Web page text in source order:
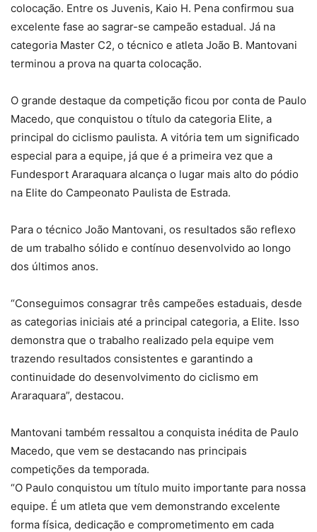
colocação. Entre os Juvenis, Kaio H. Pena confirmou sua
excelente fase ao sagrar-se campeão estadual. Já na
categoria Master C2, o técnico e atleta João B. Mantovani
terminou a prova na quarta colocação.
O grande destaque da competição ficou por conta de Paulo
Macedo, que conquistou o título da categoria Elite, a
principal do ciclismo paulista. A vitória tem um significado
especial para a equipe, já que é a primeira vez que a
Fundesport Araraquara alcança o lugar mais alto do pódio
na Elite do Campeonato Paulista de Estrada.
Para o técnico João Mantovani, os resultados são reflexo
de um trabalho sólido e contínuo desenvolvido ao longo
dos últimos anos.
“Conseguimos consagrar três campeões estaduais, desde
as categorias iniciais até a principal categoria, a Elite. Isso
demonstra que o trabalho realizado pela equipe vem
trazendo resultados consistentes e garantindo a
continuidade do desenvolvimento do ciclismo em
Araraquara”, destacou.
Mantovani também ressaltou a conquista inédita de Paulo
Macedo, que vem se destacando nas principais
competições da temporada.
“O Paulo conquistou um título muito importante para nossa
equipe. É um atleta que vem demonstrando excelente
forma física, dedicação e comprometimento em cada